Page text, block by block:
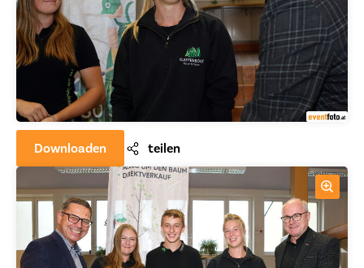
Downloaden teilen